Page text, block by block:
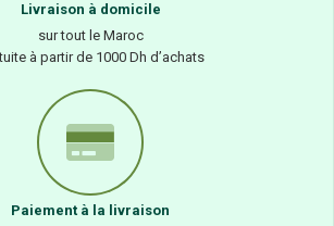
Livraison à domicile
sur tout le Maroc
à partir de 1000 Dh d’achats
Paiement à la livraison